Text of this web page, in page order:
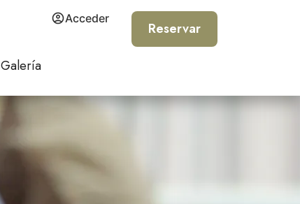
Acceder
Reservar
Galería